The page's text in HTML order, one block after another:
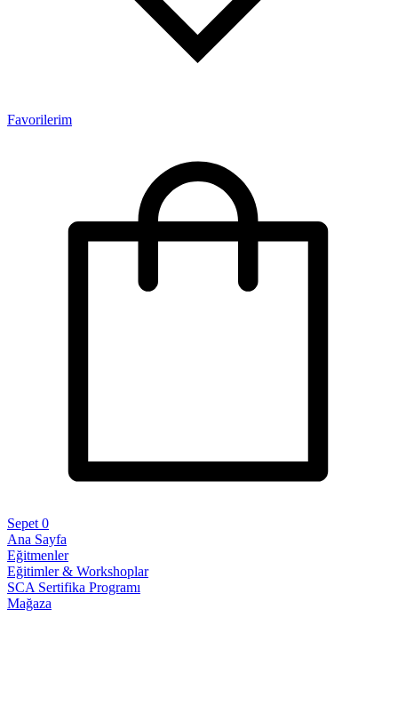
Favorilerim
Sepet 0
Ana Sayfa
Eğitmenler
Eğitimler & Workshoplar
SCA Sertifika Programı
Mağaza